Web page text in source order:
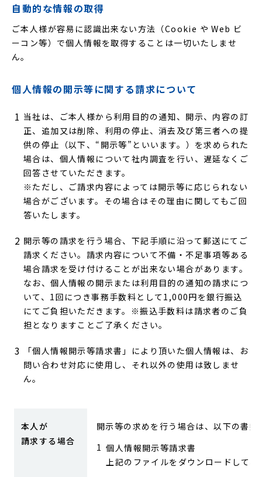
自動的な情報の取得
ご本人様が容易に認識出来ない方法（Cookie や Web ビ
ーコン等）で個人情報を取得することは一切いたしませ
ん。
個人情報の開示等に関する請求について
当社は、ご本人様から利用目的の通知、開示、内容の訂
正、追加又は削除、利用の停止、消去及び第三者への提
供の停止（以下、“開示等”といいます。）を求められた
場合は、個人情報について社内調査を行い、遅延なくご
回答させていただきます。
※ただし、ご請求内容によっては開示等に応じられない
場合がございます。その場合はその理由に関してもご回
答いたします。
開示等の請求を行う場合、下記手順に沿って郵送にてご
請求ください。請求内容について不備・不足事項等ある
場合請求を受け付けることが出来ない場合があります。
なお、個人情報の開示または利用目的の通知の請求につ
いて、1回につき事務手数料として1,000円を銀行振込
にてご負担いただきます。※振込手数料は請求者のご負
担となりますことご了承ください。
「個人情報開示等請求書」により頂いた個人情報は、お
問い合わせ対応に使用し、それ以外の使用は致しませ
ん。
本人が
請求する場合
開示等の求めを行う場合は、以下の書
個人情報開示等請求書
上記のファイルをダウンロードして